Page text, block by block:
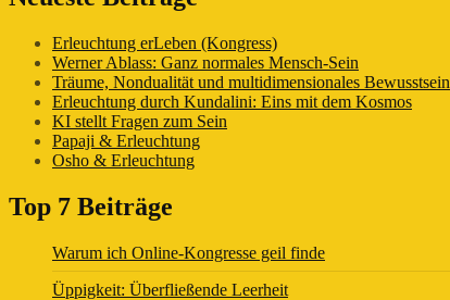
Erleuchtung erLeben (Kongress)
Werner Ablass: Ganz normales Mensch-Sein
Träume, Nondualität und multidimensionales Bewusstsein
Erleuchtung durch Kundalini: Eins mit dem Kosmos
KI stellt Fragen zum Sein
Papaji & Erleuchtung
Osho & Erleuchtung
Top 7 Beiträge
Warum ich Online-Kongresse geil finde
Üppigkeit: Überfließende Leerheit